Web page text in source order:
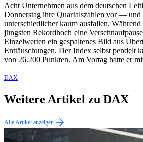
Acht Unternehmen aus dem deutschen
Donnerstag ihre Quartalszahlen vor — und
unterschiedlicher kaum ausfallen.
jüngsten Rekordhoch eine
Einzelwerten ein gespaltenes Bild aus
Enttäuschungen. Der Index selbst pendelt
von 26.200 Punkten. Am Vortag hatte er
DAX
Weitere Artikel zu DAX
Alle Artikel anzeigen